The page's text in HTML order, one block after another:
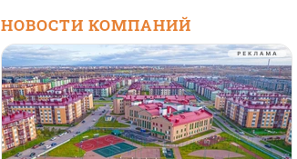
НОВОСТИ КОМПАНИЙ